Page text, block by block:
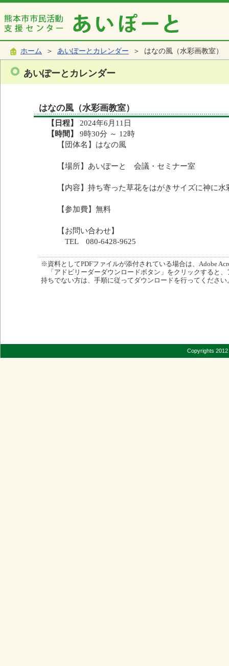
ホーム ＞ あいぽーとカレンダー ＞ はなの風（水彩画教室）
あいぽーとカレンダー
はなの風（水彩画教室）
【日程】
2024年6月11日
【時間】
9時30分 ～ 12時
【団体名】はなの風
【場所】あいぽーと 会議・セミナー室
【内容】持ち寄った草花をはがきサイズに神に水
【参加費】無料
【お問い合わせ】
TEL 080-6428-9625
※資料としてPDFファイルが添付されている場合は、Adobe
「アドビリーダーダウンロードボタン」をクリックすると
持ちでない方は、手順に従ってダウンロードを行ってください
Copyrights